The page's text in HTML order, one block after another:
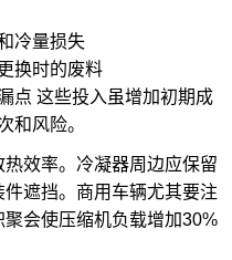
冷量损失
换时的废料
点 这些投入虽增加初期成
和风险。
效率。冷凝器周边应保留
遮挡。商用车辆尤其要注
聚会使压缩机负载增加30%